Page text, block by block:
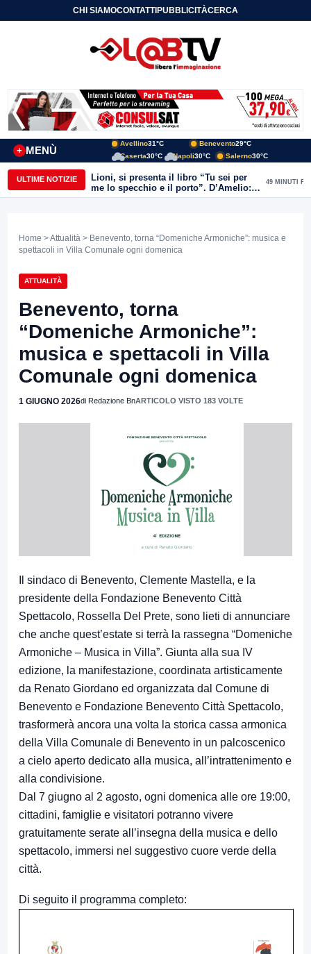
CHI SIAMOCONTATTIPUBBLICITÀCERCA
MENÙ
+
Avellino31°C Benevento29°C
Caserta30°C Napoli30°C Salerno30°C
ULTIME NOTIZIE
Lioni, si presenta il libro “Tu sei per
me lo specchio e il porto”. D’Amelio:
“Gettiamo un seme d’impegno futuro
49 MINUTI FA
Home >Attualità > Benevento, torna “Domeniche Armoniche”: musica e
spettacoli in Villa Comunale ogni domenica
ATTUALITÀ
Benevento, torna
“Domeniche Armoniche”:
musica e spettacoli in Villa
Comunale ogni domenica
1 GIUGNO 2026di Redazione BnARTICOLO VISTO 183 VOLTE
Il sindaco di Benevento, Clemente Mastella, e la
presidente della Fondazione Benevento Città
Spettacolo, Rossella Del Prete, sono lieti di annunciare
che anche quest’estate si terrà la rassegna “Domeniche
Armoniche – Musica in Villa”. Giunta alla sua IV
edizione, la manifestazione, coordinata artisticamente
da Renato Giordano ed organizzata dal Comune di
Benevento e Fondazione Benevento Città Spettacolo,
trasformerà ancora una volta la storica cassa armonica
della Villa Comunale di Benevento in un palcoscenico
a cielo aperto dedicato alla musica, all’intrattenimento e
alla condivisione.
Dal 7 giugno al 2 agosto, ogni domenica alle ore 19:00,
cittadini, famiglie e visitatori potranno vivere
gratuitamente serate all’insegna della musica e dello
spettacolo, immersi nel suggestivo cuore verde della
città.
Di seguito il programma completo: